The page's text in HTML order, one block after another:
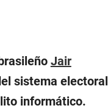
Jair
sistema electoral
informático.